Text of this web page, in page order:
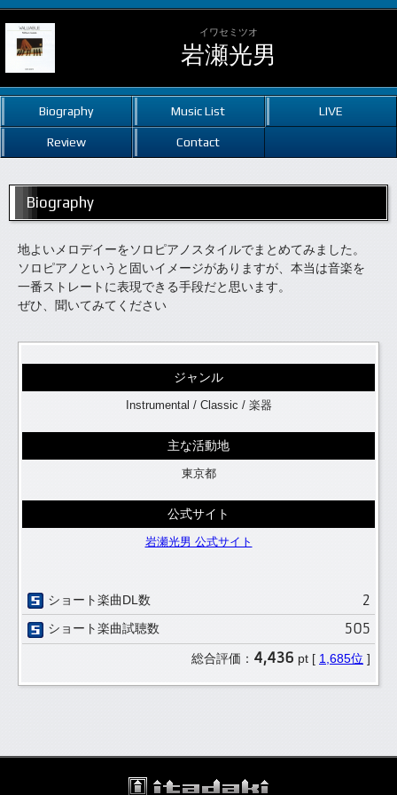
イワセミツオ
岩瀬光男
Biography Music List LIVE
Review Contact
Biography
地よいメロデイーをソロピアノスタイルでまとめてみました。
ソロピアノというと固いイメージがありますが、本当は音楽を
一番ストレートに表現できる手段だと思います。
ぜひ、聞いてみてください
ジャンル
Instrumental / Classic / 楽器
主な活動地
東京都
公式サイト
岩瀬光男 公式サイト
ショート楽曲DL数 2
ショート楽曲試聴数 505
総合評価： 4,436 pt [ 1,685位 ]